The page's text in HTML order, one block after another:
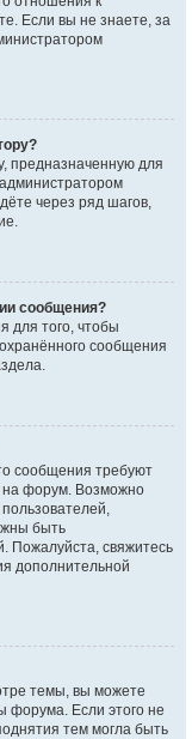
Если вы не знаете, за
предназначенную для
через ряд шагов,
сообщения?
для того, чтобы
сообщения
сообщения требуют
на форум. Возможно
быть
Пожалуйста, свяжитесь
дополнительной
темы, вы можете
форума. Если этого не
тем могла быть